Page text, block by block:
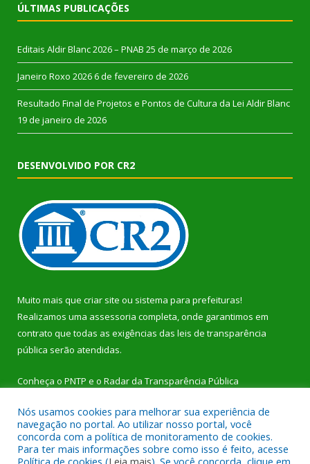
ÚLTIMAS PUBLICAÇÕES
Editais Aldir Blanc 2026 – PNAB 25 de março de 2026
Janeiro Roxo 2026 6 de fevereiro de 2026
Resultado Final de Projetos e Pontos de Cultura da Lei Aldir Blanc
19 de janeiro de 2026
DESENVOLVIDO POR CR2
Muito mais que criar site ou sistema para prefeituras!
Realizamos uma assessoria completa, onde garantimos em
contrato que todas as exigências das leis de transparência
pública serão atendidas.
Conheça o PNTP e o Radar da Transparência Pública
Todos os direitos reservados a Prefeitura Municipal de Dom
Nós usamos cookies para melhorar sua experiência de
navegação no portal. Ao utilizar nosso portal, você
concorda com a política de monitoramento de cookies.
Para ter mais informações sobre como isso é feito, acesse
Política de cookies (Leia mais). Se você concorda, clique em